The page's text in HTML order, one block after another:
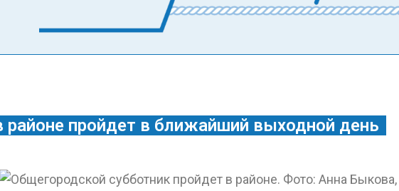
районе пройдет в ближайший выходной день